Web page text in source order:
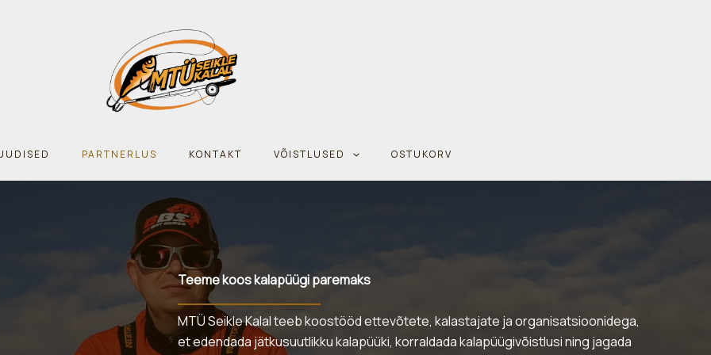
PARTNERLUS KONTAKT VÕISTLUSED OSTUKORV
Teeme koos kalapüügi paremaks
MTÜ Seikle Kalal teeb koostööd ettevõtete, kalastajate ja organisatsioonidega,
et edendada jätkusuutlikku kalapüüki, korraldada kalapüügivõistlusi ning jagada